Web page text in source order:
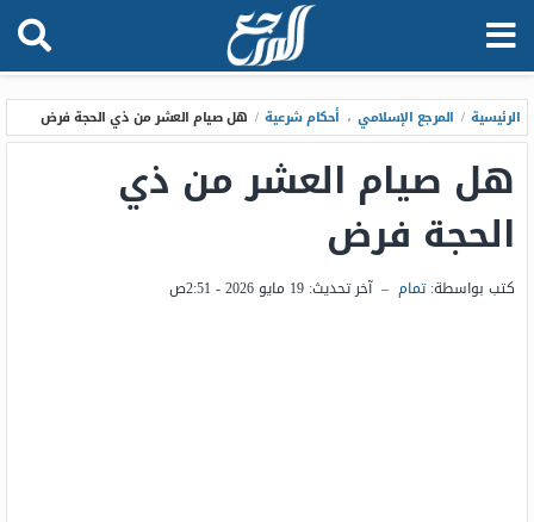
الرئيسية / المرجع الإسلامي ، أحكام شرعية / هل صيام العشر من ذي الحجة فرض
هل صيام العشر من ذي
الحجة فرض
كتب بواسطة:تمام – آخر تحديث: 19 مايو 2026 - 2:51ص